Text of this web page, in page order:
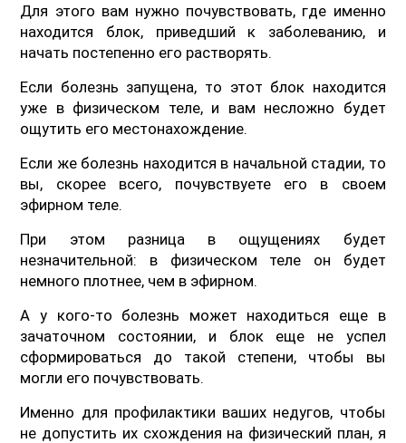
Для этого вам нужно почувствовать, где именно
находится блок, приведший к заболеванию, и
начать постепенно его растворять.
Если болезнь запущена, то этот блок находится
уже в физическом теле, и вам несложно будет
ощутить его местонахождение.
Если же болезнь находится в начальной стадии, то
вы, скорее всего, почувствуете его в своем
эфирном теле.
При этом разница в ощущениях будет
незначительной: в физическом теле он будет
немного плотнее, чем в эфирном.
А у кого-то болезнь может находиться еще в
зачаточном состоянии, и блок еще не успел
сформироваться до такой степени, чтобы вы
могли его почувствовать.
Именно для профилактики ваших недугов, чтобы
не допустить их схождения на физический план, я